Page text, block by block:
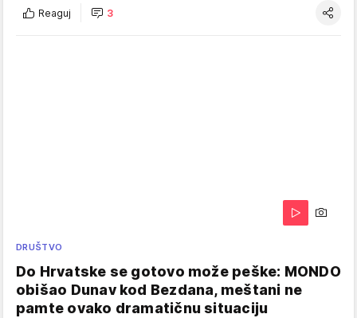
Reaguj 3
DRUŠTVO
Do Hrvatske se gotovo može peške: MONDO
obišao Dunav kod Bezdana, meštani ne
pamte ovako dramatičnu situaciju